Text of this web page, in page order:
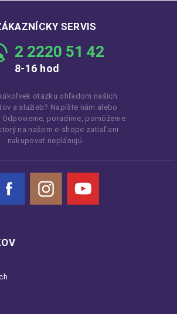
SERVIS
2 2220 51 42
8-16 hod
otázku ohľadom našich
a služieb? Napíšte nám alebo
Odpovieme, poradíme, pomôžeme
na našom e-shope zatiaľ ani
nakupovať neplánujú.
Instagram YouTube